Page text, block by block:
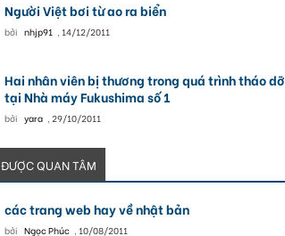
Người Việt bơi từ ao ra biển
bởi nhjp91 , 14/12/2011
Hai nhân viên bị thương trong quá trình tháo dỡ
tại Nhà máy Fukushima số 1
bởi yara , 29/10/2011
ĐƯỢC QUAN TÂM
các trang web hay về nhật bản
bởi Ngọc Phúc , 10/08/2011